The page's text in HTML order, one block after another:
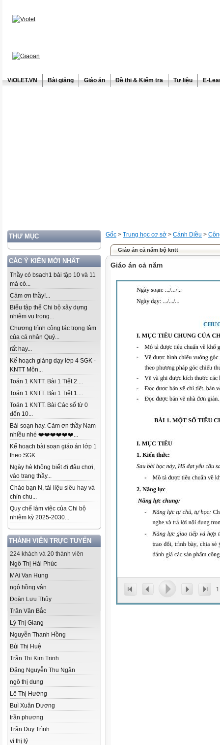
ViOLET.VN Bài giảng Giáo án Đề thi & Kiểm tra Tư liệu E-
THƯ MỤC
CÁC Ý KIẾN MỚI NHẤT
Thầy có bsach1 bài tập 10 và 11
mà có...
Cảm ơn thầy!...
Biểu tập thể Chi bộ xây dựng
nhiệm vụ trọng...
Chương trình công tác trọng tâm
của cá nhân Quý...
rất hay...
Kế hoạch giảng dạy lớp 4 SGK -
KNTT Môn...
Toán 1 KNTT. Bài 1 Tiết 2....
Toán 1 KNTT. Bài 1 Tiết 1....
Toán 1 KNTT. Bài Các số từ 0
đến 10...
Bài soạn hay. Cảm ơn thầy Nam
nhiều nhé ❤️❤️❤️❤️❤️❤️...
Kế hoạch bài soạn giáo án lớp 1
theo SGK...
Ngày hè không biết đi đâu chơi,
vào trang thầy...
Chào bạn N, tài liệu siêu hay và
chỉn chu...
Quy chế làm việc của Chi bộ
nhiệm kỳ 2025-2030...
THÀNH VIÊN TRỰC TUYẾN
224 khách và 20 thành viên
Ngô Thị Hải Phúc
MAi Van Hung
ngô hồng vân
Đoàn Lưu Thủy
Trân Văn Bắc
Lý Thị Giang
Nguyễn Thanh Hồng
Bùi Thị Huệ
Trần Thị Kim Trinh
Đặng Nguyễn Thu Ngân
ngô thị dung
Lê Thị Hường
Buì Xuân Dương
trần phương
Trần Duy Trình
vi thị lý
Gốc > Trung học cơ sở > Cánh Diều >
Giáo án cả năm bộ kntt
Giáo án cả năm
1